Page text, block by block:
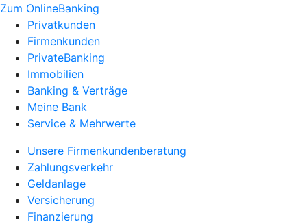
Zum OnlineBanking
Privatkunden
Firmenkunden
PrivateBanking
Immobilien
Banking & Verträge
Meine Bank
Service & Mehrwerte
Unsere Firmenkundenberatung
Zahlungsverkehr
Geldanlage
Versicherung
Finanzierung